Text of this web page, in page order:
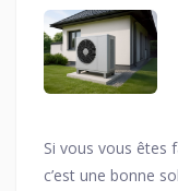
Si vous vous êtes
c’est une bonne